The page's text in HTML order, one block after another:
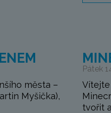
města –
Myšička),
Pátek
tvořit